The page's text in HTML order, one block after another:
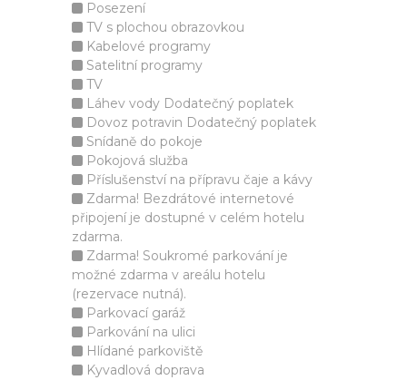
Posezení
TV s plochou obrazovkou
Kabelové programy
Satelitní programy
TV
Láhev vody Dodatečný poplatek
Dovoz potravin Dodatečný poplatek
Snídaně do pokoje
Pokojová služba
Příslušenství na přípravu čaje a kávy
Zdarma! Bezdrátové internetové
připojení je dostupné v celém hotelu
zdarma.
Zdarma! Soukromé parkování je
možné zdarma v areálu hotelu
(rezervace nutná).
Parkovací garáž
Parkování na ulici
Hlídané parkoviště
Kyvadlová doprava